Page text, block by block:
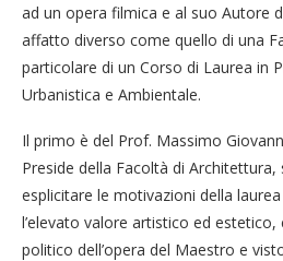
ad un opera filmica e al suo Autore
affatto diverso come quello di una
particolare di un Corso di Laurea in
Urbanistica e Ambientale.
Il primo è del Prof. Massimo
Preside della Facoltà di
esplicitare le motivazioni della
l’elevato valore artistico ed estetico,
politico dell’opera del Maestro e